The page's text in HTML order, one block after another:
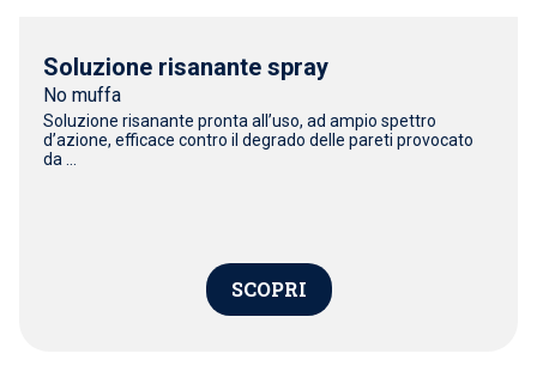
Soluzione risanante spray
No muffa
Soluzione risanante pronta all’uso, ad ampio spettro
d’azione, efficace contro il degrado delle pareti provocato
da ...
SCOPRI